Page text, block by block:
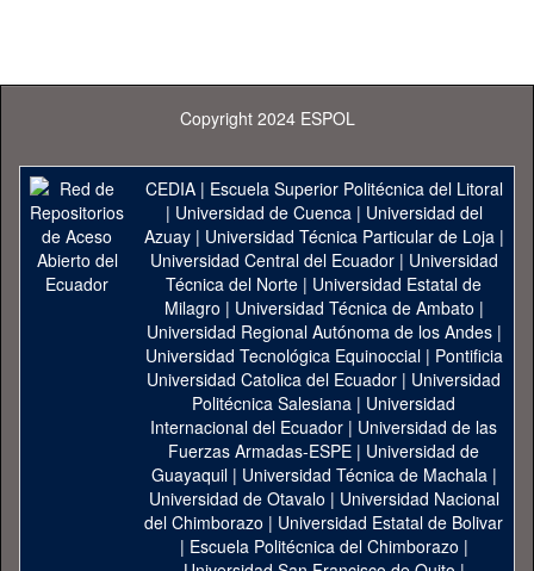
Copyright 2024 ESPOL
CEDIA| Escuela Superior Politécnica del Litoral
| Universidad de Cuenca| Universidad del
Azuay| Universidad Técnica Particular de Loja|
Universidad Central del Ecuador| Universidad
Técnica del Norte | Universidad Estatal de
Milagro | Universidad Técnica de Ambato |
Universidad Regional Autónoma de los Andes|
Universidad Tecnológica Equinoccial| Pontificia
Universidad Catolica del Ecuador | Universidad
Politécnica Salesiana | Universidad
Internacional del Ecuador | Universidad de las
Fuerzas Armadas-ESPE | Universidad de
Guayaquil| Universidad Técnica de Machala|
Universidad de Otavalo | Universidad Nacional
del Chimborazo | Universidad Estatal de Bolivar
| Escuela Politécnica del Chimborazo |